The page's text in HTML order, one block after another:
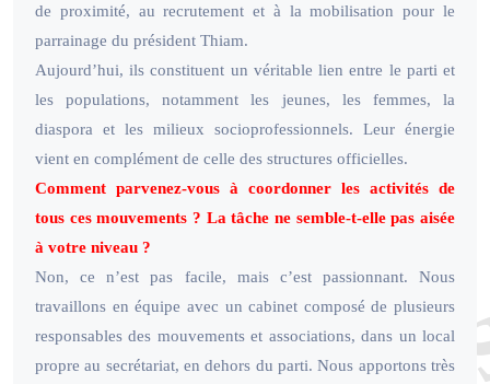
de proximité, au recrutement et à la mobilisation pour le
parrainage du président Thiam.
Aujourd’hui, ils constituent un véritable lien entre le parti et
les populations, notamment les jeunes, les femmes, la
diaspora et les milieux socioprofessionnels. Leur énergie
vient en complément de celle des structures officielles.
Comment parvenez-vous à coordonner les activités de
tous ces mouvements ? La tâche ne semble-t-elle pas aisée
à votre niveau ?
Non, ce n’est pas facile, mais c’est passionnant. Nous
travaillons en équipe avec un cabinet composé de plusieurs
responsables des mouvements et associations, dans un local
propre au secrétariat, en dehors du parti. Nous apportons très